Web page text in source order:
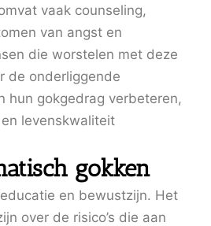
vaak counseling,
van angst en
die worstelen met deze
de onderliggende
hun gokgedrag verbeteren,
levenskwaliteit
gokken
en bewustzijn. Het
over de risico’s die aan